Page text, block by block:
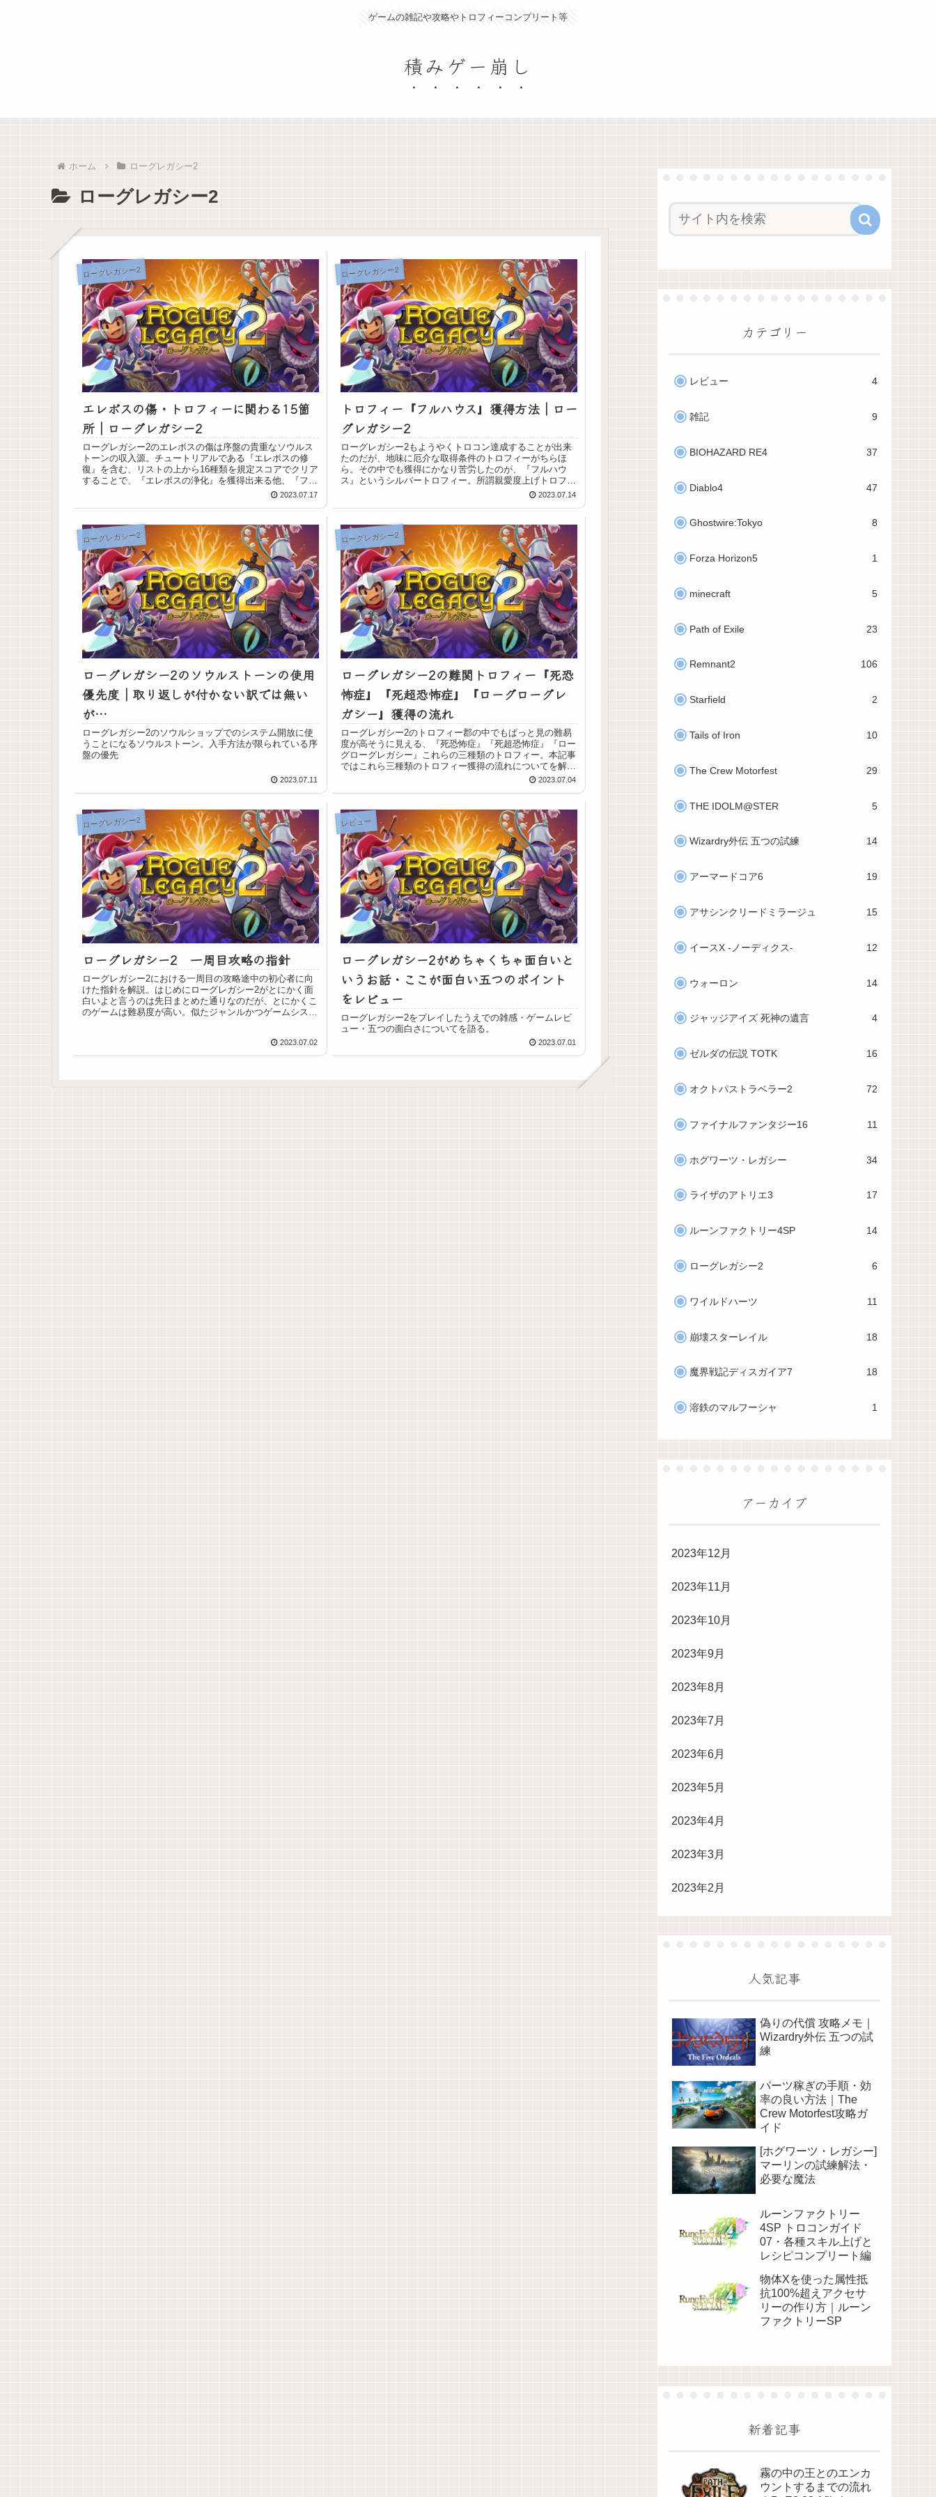
ゲームの雑記や攻略やトロフィーコンプリート等
積みゲー崩し
ホーム ローグレガシー2
ローグレガシー2
ローグレガシー2
エレボスの傷・トロフィーに関わる15箇
所｜ローグレガシー2
ローグレガシー2のエレボスの傷は序盤の貴重なソウルス
トーンの収入源。チュートリアルである『エレボスの修
復』を含む、リストの上から16種類を規定スコアでクリア
することで、『エレボスの浄化』を獲得出来る他、『フル
2023.07.17
ローグレガシー2
トロフィー『フルハウス』獲得方法｜ロー
グレガシー2
ローグレガシー2もようやくトロコン達成することが出来
たのだが、地味に厄介な取得条件のトロフィーがちらほ
ら。その中でも獲得にかなり苦労したのが、『フルハウ
ス』というシルバートロフィー。所謂親愛度上げトロフィ
2023.07.14
ローグレガシー2
ローグレガシー2のソウルストーンの使用
優先度｜取り返しが付かない訳では無い
が…
ローグレガシー2のソウルショップでのシステム開放に使
うことになるソウルストーン。入手方法が限られている序
盤の優先
2023.07.11
ローグレガシー2
ローグレガシー2の難関トロフィー『死恐
怖症』『死超恐怖症』『ローグローグレ
ガシー』獲得の流れ
ローグレガシー2のトロフィー郡の中でもぱっと見の難易
度が高そうに見える、『死恐怖症』『死超恐怖症』『ロー
グローグレガシー』これらの三種類のトロフィー。本記事
ではこれら三種類のトロフィー獲得の流れについてを解
2023.07.04
ローグレガシー2
ローグレガシー2 一周目攻略の指針
ローグレガシー2における一周目の攻略途中の初心者に向
けた指針を解説。はじめにローグレガシー2がとにかく面
白いよと言うのは先日まとめた通りなのだが、とにかくこ
のゲームは難易度が高い。似たジャンルかつゲームシステ
2023.07.02
レビュー
ローグレガシー2がめちゃくちゃ面白いと
いうお話・ここが面白い五つのポイント
をレビュー
ローグレガシー2をプレイしたうえでの雑感・ゲームレビ
ュー・五つの面白さについてを語る。
2023.07.01
カテゴリー
レビュー 4
雑記 9
BIOHAZARD RE4 37
Diablo4 47
Ghostwire:Tokyo 8
Forza Horizon5 1
minecraft 5
Path of Exile 23
Remnant2 106
Starfield 2
Tails of Iron 10
The Crew Motorfest 29
THE IDOLM@STER 5
Wizardry外伝 五つの試練 14
アーマードコア6 19
アサシンクリードミラージュ 15
イースX -ノーディクス- 12
ウォーロン 14
ジャッジアイズ 死神の遺言 4
ゼルダの伝説 TOTK 16
オクトパストラベラー2 72
ファイナルファンタジー16 11
ホグワーツ・レガシー 34
ライザのアトリエ3 17
ルーンファクトリー4SP 14
ローグレガシー2 6
ワイルドハーツ 11
崩壊スターレイル 18
魔界戦記ディスガイア7 18
溶鉄のマルフーシャ 1
アーカイブ
2023年12月
2023年11月
2023年10月
2023年9月
2023年8月
2023年7月
2023年6月
2023年5月
2023年4月
2023年3月
2023年2月
人気記事
偽りの代償 攻略メモ｜
Wizardry外伝 五つの試
練
パーツ稼ぎの手順・効
率の良い方法｜The
Crew Motorfest攻略ガ
イド
[ホグワーツ・レガシー]
マーリンの試練解法・
必要な魔法
ルーンファクトリー
4SP トロコンガイド
07・各種スキル上げと
レシピコンプリート編
物体Xを使った属性抵
抗100%超えアクセサ
リーの作り方｜ルーン
ファクトリーSP
新着記事
霧の中の王とのエンカ
ウントするまでの流れ